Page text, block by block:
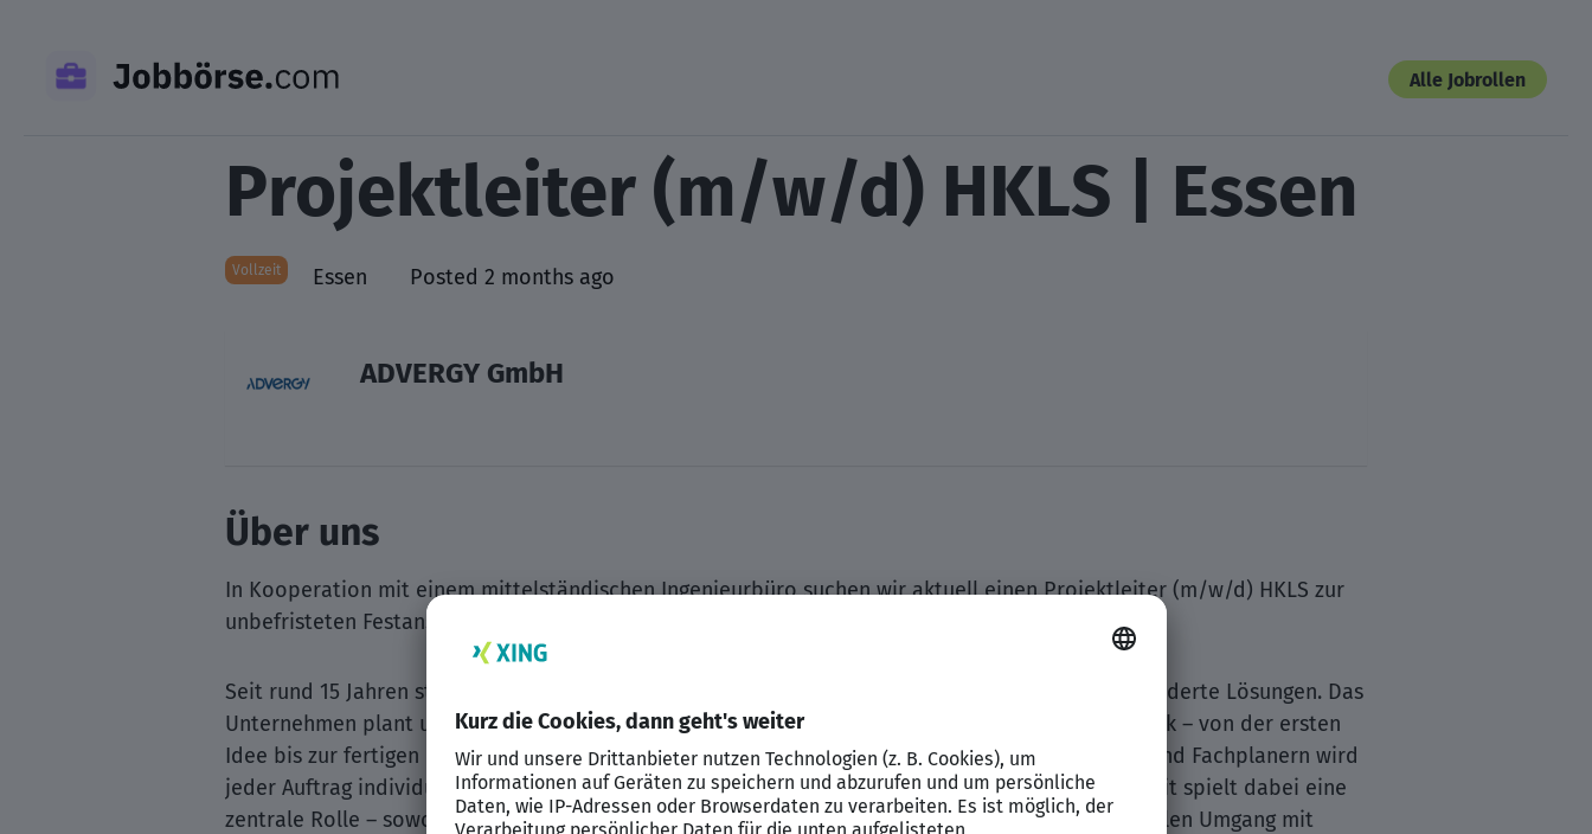
Alle Jobrollen
Projektleiter (m/w/d) HKLS | Essen
Vollzeit Essen Posted 2 months ago
ADVERGY GmbH
Über uns
In Kooperation mit einem mittelständischen Ingenieurbüro suchen wir aktuell einen Projektleiter (m/w/d) HKLS zur
unbefristeten Festanstellung in Essen.
Seit rund 15 Jahren steht unser Partner für technische Exzellenz, Verlässlichkeit und maßgeschneiderte Lösungen. Das
Unternehmen plant und betreut anspruchsvolle Projekte in der Gebäude- und Versorgungstechnik – von der ersten
Idee bis zur fertigen Umsetzung. Mit einem interdisziplinären Team aus erfahrenen Ingenieuren und Fachplanern wird
jeder Auftrag individuell betrachtet und mit höchstem Qualitätsanspruch realisiert. Nachhaltigkeit spielt dabei eine
zentrale Rolle – sowohl in der Planung energieeffizienter Systeme als auch im verantwortungsvollen Umgang mit